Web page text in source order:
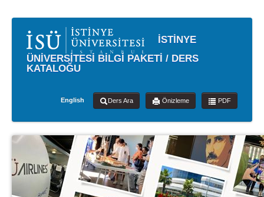
İSTİNYE
ÜNİVERSİTESİ BİLGİ PAKETİ / DERS
KATALOĞU
English Ders Ara Önizleme PDF